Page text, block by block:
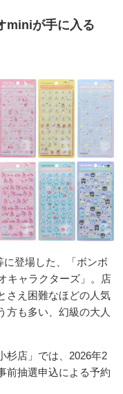
miniが手に入る
に登場した、「ボンボ
キャラクターズ」。
店
さえ困難なほどの人気
方も多い、幻級の大人
杉店」では、 2026年2
前抽選申込による予約